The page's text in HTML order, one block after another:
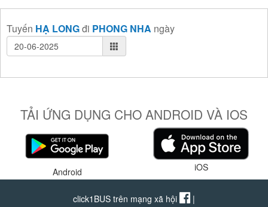
Tuyến HẠ LONGđi PHONG NHA ngày
TẢI ỨNG DỤNG CHO ANDROID VÀ IOS
Android iOS
click1BUS trên mạng xã hội
|